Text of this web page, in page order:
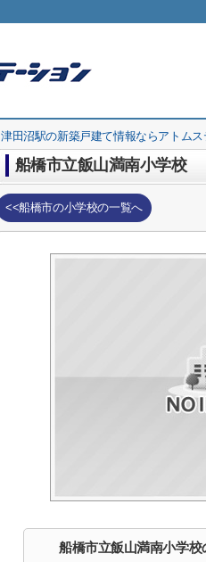
津田沼駅の新築戸建て情報ならアトムス
船橋市立飯山満南小学校
<<船橋市の小学校の一覧へ
船橋市立飯山満南小学校